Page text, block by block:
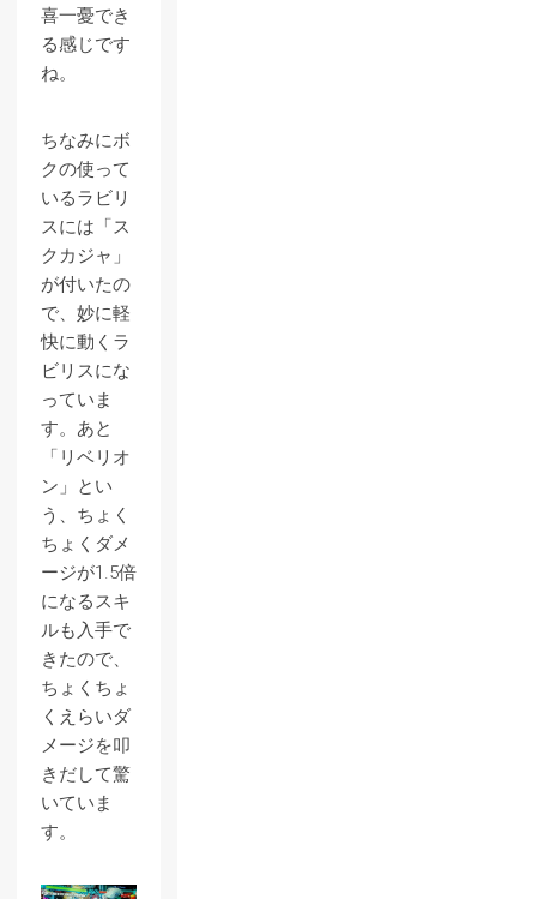
喜一憂でき
る感じです
ね。
ちなみにボ
クの使って
いるラビリ
スには「ス
クカジャ」
が付いたの
で、妙に軽
快に動くラ
ビリスにな
っていま
す。あと
「リベリオ
ン」とい
う、ちょく
ちょくダメ
ージが1.5倍
になるスキ
ルも入手で
きたので、
ちょくちょ
くえらいダ
メージを叩
きだして驚
いていま
す。